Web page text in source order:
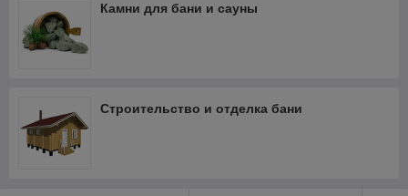
Камни для бани и сауны
Строительство и отделка бани